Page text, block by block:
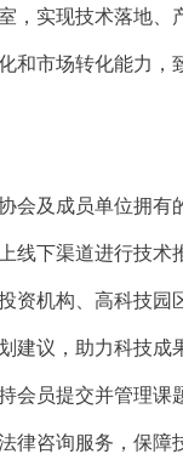
，实现技术落地、
和市场转化能力
会及成员单位拥
线下渠道进行技术
资机构、高科技
建议，助力科技成
会员提交并管理
律咨询服务，保障